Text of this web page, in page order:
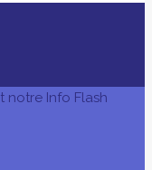
notre Info Flash